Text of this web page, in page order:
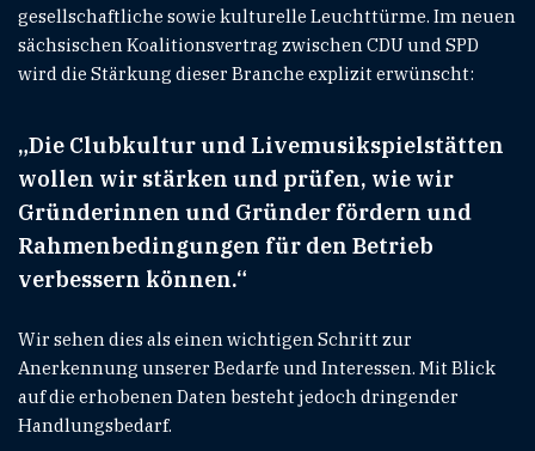
gesellschaftliche sowie kulturelle Leuchttürme. Im neuen
sächsischen Koalitionsvertrag zwischen CDU und SPD
wird die Stärkung dieser Branche explizit erwünscht:
„Die Clubkultur und Livemusikspielstätten
wollen wir stärken und prüfen, wie wir
Gründerinnen und Gründer fördern und
Rahmenbedingungen für den Betrieb
verbessern können.“
Wir sehen dies als einen wichtigen Schritt zur
Anerkennung unserer Bedarfe und Interessen. Mit Blick
auf die erhobenen Daten besteht jedoch dringender
Handlungsbedarf.